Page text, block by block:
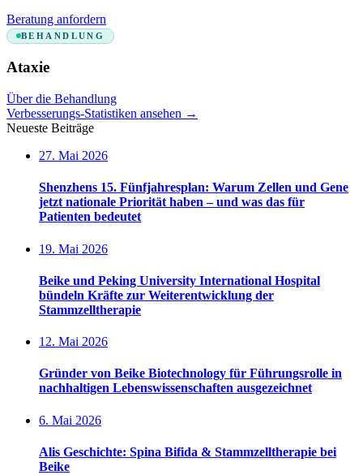
Beratung anfordern
BEHANDLUNG
Ataxie
Über die Behandlung
Verbesserungs-Statistiken ansehen →
Neueste Beiträge
27. Mai 2026
Shenzhens 15. Fünfjahresplan: Warum Zellen und Gene
jetzt nationale Priorität haben – und was das für
Patienten bedeutet
19. Mai 2026
Beike und Peking University International Hospital
bündeln Kräfte zur Weiterentwicklung der
Stammzelltherapie
12. Mai 2026
Gründer von Beike Biotechnology für Führungsrolle in
nachhaltigen Lebenswissenschaften ausgezeichnet
6. Mai 2026
Alis Geschichte: Spina Bifida & Stammzelltherapie bei
Beike